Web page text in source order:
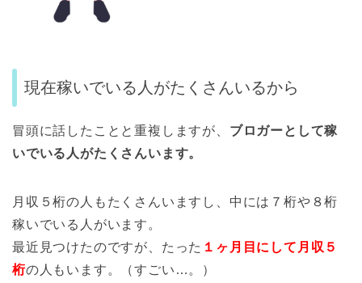
現在稼いでいる人がたくさんいるから
冒頭に話したことと重複しますが、 ブロガーとして稼
いでいる人がたくさんいます。
月収５桁の人もたくさんいますし、中には７桁や８桁
稼いでいる人がいます。
最近見つけたのですが、たった １ヶ月目にして月収５
桁の人もいます。（すごい…。）